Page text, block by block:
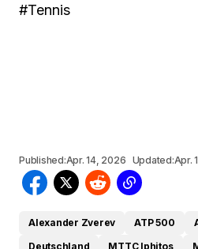
#Tennis
Published:Apr. 14, 2026 Updated:Apr.
Alexander Zverev ATP 500
Deutschland
MTTC Iphitos